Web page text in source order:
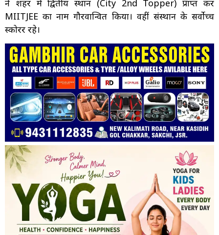
ने शहर में द्वितीय स्थान (City 2nd Topper) प्राप्त कर
MIITJEE का नाम गौरवान्वित किया। वहीं संस्थान के सर्वोच्च
स्कोरर रहे।